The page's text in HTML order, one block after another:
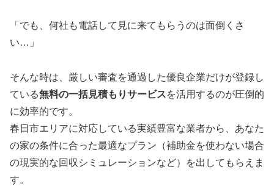
「でも、何社も電話して見に来てもらうのは面倒くさ
い…」
そんな時は、厳しい審査を通過した優良企業だけが登録し
ている無料の一括見積もりサービスを活用するのが圧倒的
に効率的です。
春日市エリアに対応している実績豊富な業者から、あなた
の家の条件に合った最適なプラン（補助金を使わない場合
の現実的な回収シミュレーションなど）を出してもらえま
す。